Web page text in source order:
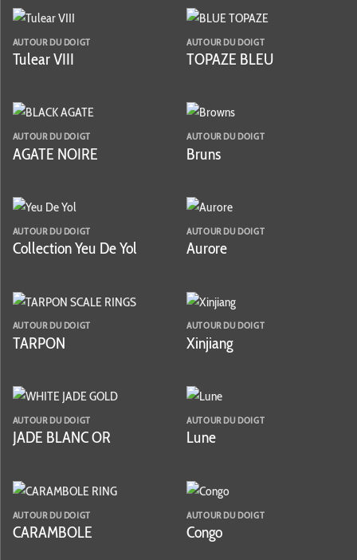
AUTOUR DU DOIGT
Tulear VIII
AUTOUR DU DOIGT
TOPAZE BLEU
AUTOUR DU DOIGT
AGATE NOIRE
AUTOUR DU DOIGT
Bruns
AUTOUR DU DOIGT
Collection Yeu De Yol
AUTOUR DU DOIGT
Aurore
AUTOUR DU DOIGT
TARPON
AUTOUR DU DOIGT
Xinjiang
AUTOUR DU DOIGT
JADE BLANC OR
AUTOUR DU DOIGT
Lune
AUTOUR DU DOIGT
CARAMBOLE
AUTOUR DU DOIGT
Congo